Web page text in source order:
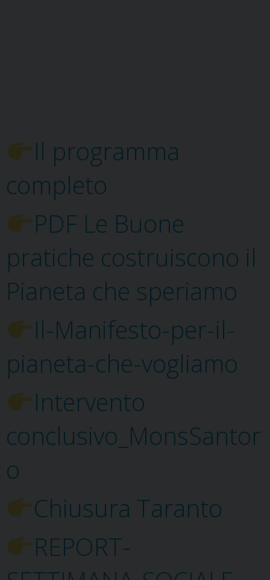
Il programma
completo
PDF Le Buone
pratiche costruiscono il
Pianeta che speriamo
Il-Manifesto-per-il-
pianeta-che-vogliamo
Intervento
conclusivo_MonsSantor
o
Chiusura Taranto
REPORT-